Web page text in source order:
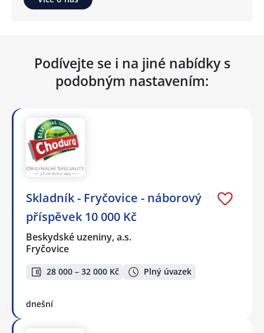
Podívejte se i na jiné nabídky s
podobným nastavením:
Skladník - Fryčovice - náborový
příspěvek 10 000 Kč
Beskydské uzeniny, a.s.
Fryčovice
28 000 – 32 000 Kč Plný úvazek
dnešní